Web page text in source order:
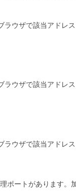
ウザで該当アドレス
ウザで該当アドレス
ウザで該当アドレス
ートがあります。